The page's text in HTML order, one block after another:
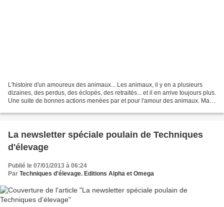
L'histoire d'un amoureux des animaux... Les animaux, il y en a plusieurs
dizaines, des perdus, des éclopés, des retraités... et il en arrive toujours plus.
Une suite de bonnes actions menées par et pour l'amour des animaux. Mais
La newsletter spéciale poulain de Techniques
d'élevage
Publié le 07/01/2013 à 06:24
Par Techniques d'élevage. Editions Alpha et Omega